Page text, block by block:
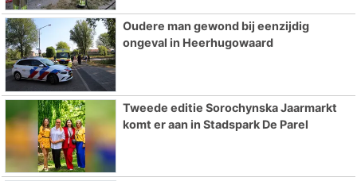
Oudere man gewond bij eenzijdig
ongeval in Heerhugowaard
Tweede editie Sorochynska Jaarmarkt
komt er aan in Stadspark De Parel